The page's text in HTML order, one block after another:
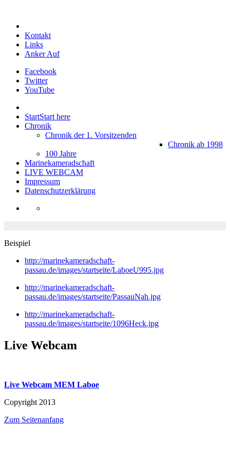
Kontakt
Links
Anker Auf
Facebook
Twitter
YouTube
StartStart here
Chronik
Chronik der 1. Vorsitzenden
Chronik ab 1998
100 Jahre
Marinekameradschaft
LIVE WEBCAM
Impressum
Datenschutzerklärung
Beispiel
http://marinekameradschaft-
passau.de/images/startseite/LaboeU995.jpg
http://marinekameradschaft-
passau.de/images/startseite/PassauNah.jpg
http://marinekameradschaft-
passau.de/images/startseite/1096Heck.jpg
Live Webcam
Live Webcam MEM Laboe
Copyright 2013
Zum Seitenanfang